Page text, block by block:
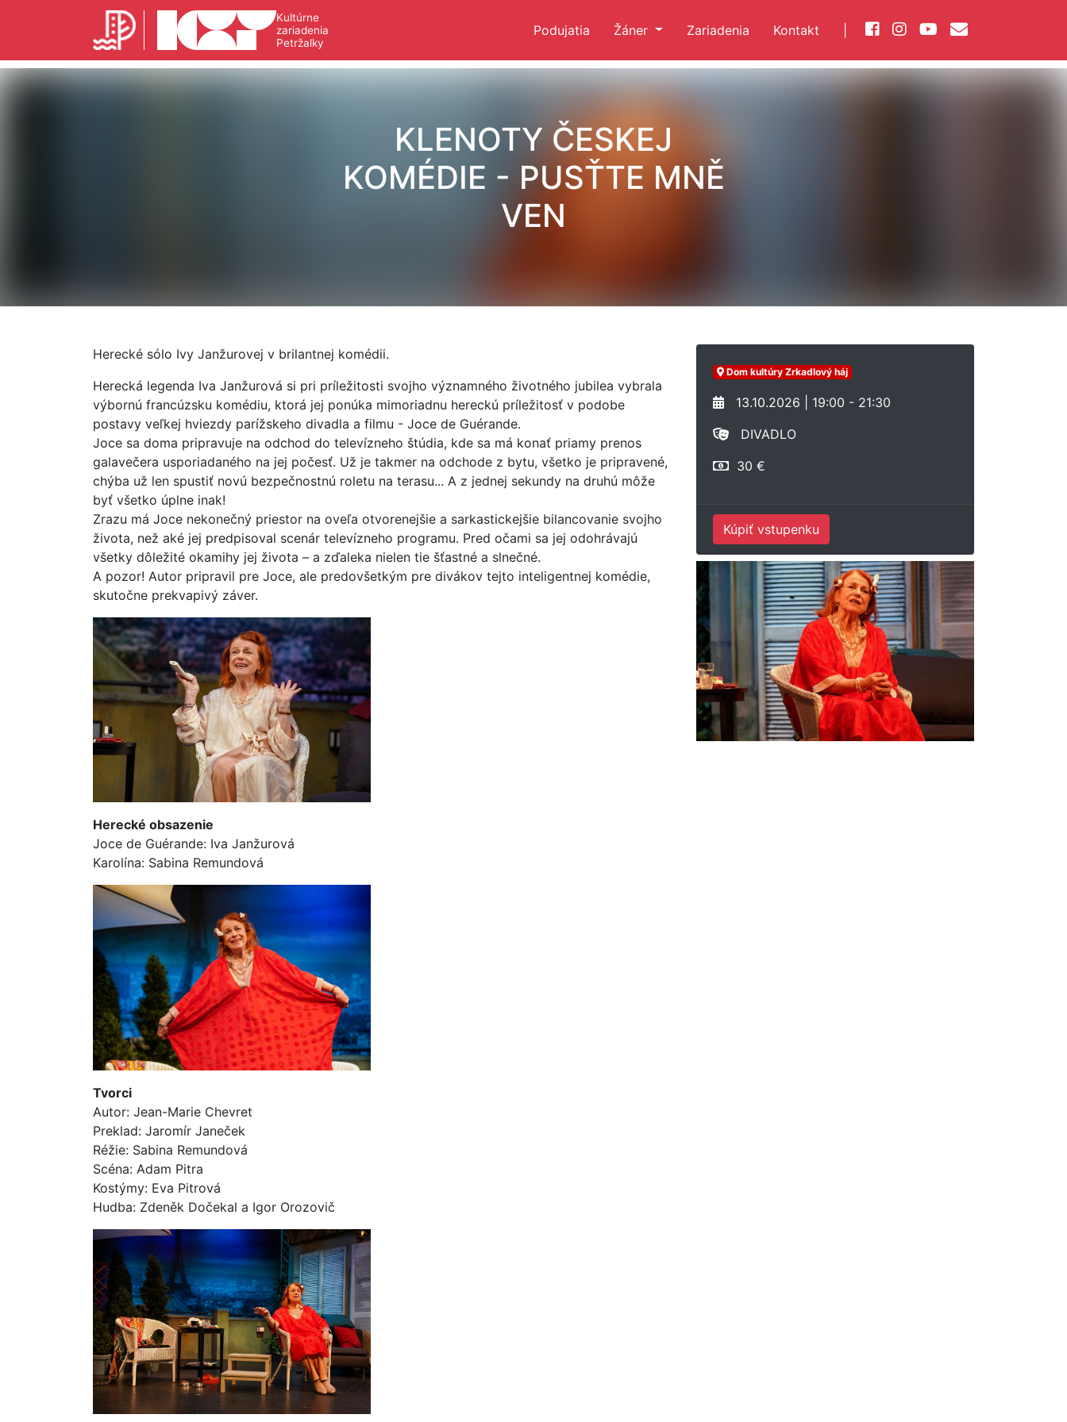
Kultúrne
zariadenia
Petržalky
Podujatia Žáner Zariadenia Kontakt
KLENOTY ČESKEJ
KOMÉDIE - PUSŤTE MNĚ
VEN
Herecké sólo Ivy Janžurovej v brilantnej komédii.
Herecká legenda Iva Janžurová si pri príležitosti svojho významného životného jubilea vybrala
výbornú francúzsku komédiu, ktorá jej ponúka mimoriadnu hereckú príležitosť v podobe
postavy veľkej hviezdy parížskeho divadla a filmu - Joce de Guérande.
Joce sa doma pripravuje na odchod do televízneho štúdia, kde sa má konať priamy prenos
galavečera usporiadaného na jej počesť. Už je takmer na odchode z bytu, všetko je pripravené,
chýba už len spustiť novú bezpečnostnú roletu na terasu... A z jednej sekundy na druhú môže
byť všetko úplne inak!
Zrazu má Joce nekonečný priestor na oveľa otvorenejšie a sarkastickejšie bilancovanie svojho
života, než aké jej predpisoval scenár televízneho programu. Pred očami sa jej odohrávajú
všetky dôležité okamihy jej života – a zďaleka nielen tie šťastné a slnečné.
A pozor! Autor pripravil pre Joce, ale predovšetkým pre divákov tejto inteligentnej komédie,
skutočne prekvapivý záver.
Herecké obsazenie
Joce de Guérande: Iva Janžurová
Karolína: Sabina Remundová
Tvorci
Autor: Jean-Marie Chevret
Preklad: Jaromír Janeček
Réžie: Sabina Remundová
Scéna: Adam Pitra
Kostýmy: Eva Pitrová
Hudba: Zdeněk Dočekal a Igor Orozovič
Dom kultúry Zrkadlový háj
13.10.2026 | 19:00 - 21:30
DIVADLO
30 €
Kúpiť vstupenku